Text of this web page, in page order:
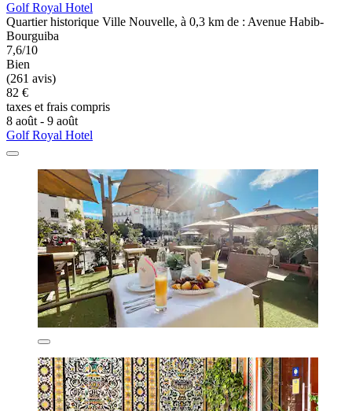
Golf Royal Hotel
Quartier historique Ville Nouvelle, à 0,3 km de : Avenue Habib-
Bourguiba
7,6/10
Bien
(261 avis)
82 €
taxes et frais compris
8 août - 9 août
Golf Royal Hotel